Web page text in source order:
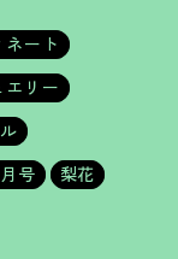
ネート
エリー
号
梨花